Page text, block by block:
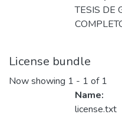
TESIS DE
License bundle
Now showing 1 - 1 of 1
Name:
license.txt